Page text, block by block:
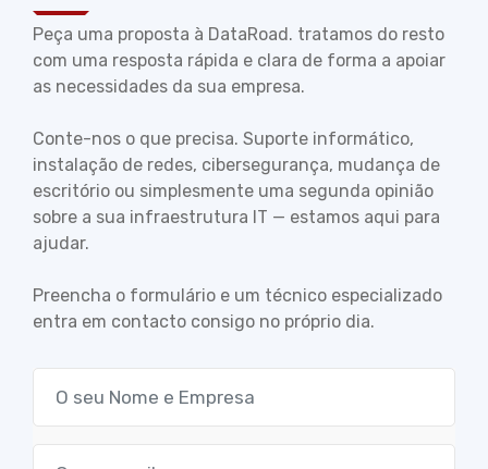
Peça uma proposta à DataRoad. tratamos do resto
com uma resposta rápida e clara de forma a apoiar
as necessidades da sua empresa.
Conte-nos o que precisa. Suporte informático,
instalação de redes, cibersegurança, mudança de
escritório ou simplesmente uma segunda opinião
sobre a sua infraestrutura IT — estamos aqui para
ajudar.
Preencha o formulário e um técnico especializado
entra em contacto consigo no próprio dia.